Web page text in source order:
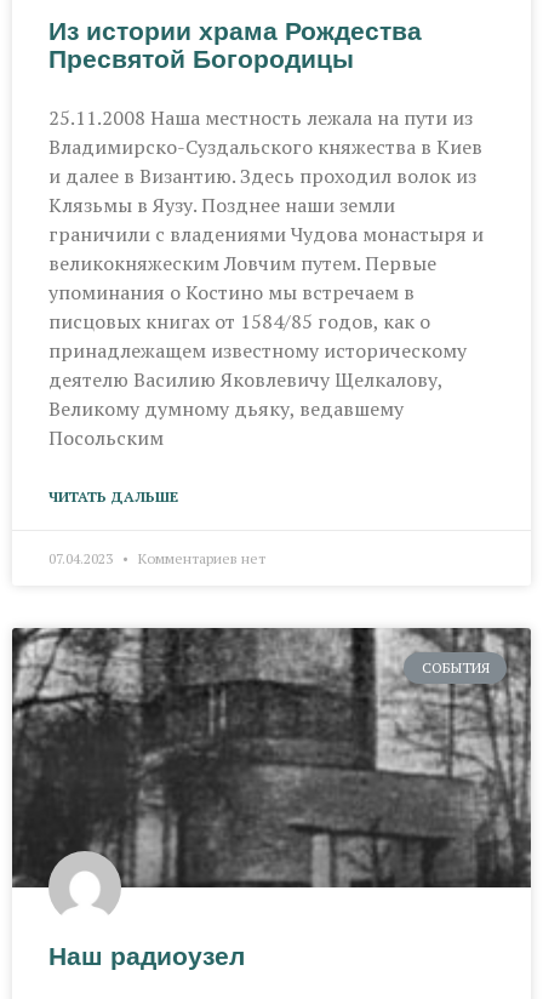
Из истории храма Рождества
Пресвятой Богородицы
25.11.2008 Наша местность лежала на пути из
Владимирско-Суздальского княжества в Киев
и далее в Византию. Здесь проходил волок из
Клязьмы в Яузу. Позднее наши земли
граничили с владениями Чудова монастыря и
великокняжеским Ловчим путем. Первые
упоминания о Костино мы встречаем в
писцовых книгах от 1584/85 годов, как о
принадлежащем известному историческому
деятелю Василию Яковлевичу Щелкалову,
Великому думному дьяку, ведавшему
Посольским
ЧИТАТЬ ДАЛЬШЕ
07.04.2023 Комментариев нет
СОБЫТИЯ
Наш радиоузел